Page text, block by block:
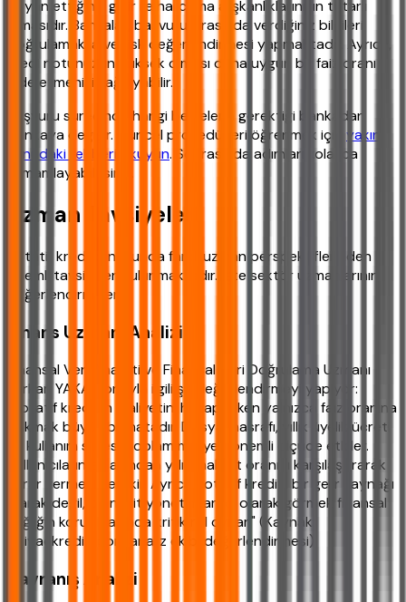
beyan ettiğiniz gelir ile harcama alışkanlıklarınızın tutarlı
olmasıdır. Bankalar, başvuru sırasında verdiğiniz bilgileri
doğrulamakta ve risk değerlendirmesi yapmaktadır. Ayrıca,
kredi notunuzun yüksek olması daha uygun bir faiz oranı
elde etmenizi sağlayabilir.
Başvuru sürecinde hangi belgelerin gerektiği bankadan
bankaya değişir. Güncel prosedürleri öğrenmek için yakın
konudaki rehberi okuyun. Sonrasında adımları kolayca
tamamlayabilirsiniz.
Uzman Tavsiyeleri
Rotatif kredi konusunda farklı uzman perspektiflerinden
önemli tavsiyeler bulunmaktadır. İşte sektör uzmanlarının
değerlendirmeleri:
Finans Uzmanı Analizi
Finansal Veri Analisti ve Finansal Veri Doğrulama Uzmanı
Furkan YAKA, konuyla ilgili şu değerlendirmeyi yapıyor:
"Rotatif kredinin maliyetini hesaplarken yalnızca faiz oranına
bakmak büyük bir hatadır. Dosya masrafı, yıllık üyelik ücreti
ve kullanım süresi, toplam maliyeti önemli ölçüde etkiler.
Kullanıcıların en azından yıllık maliyet oranını karşılaştırarak
karar vermesi gerekir. Ayrıca, rotatif krediyi bir gelir kaynağı
olarak değil, bir nakit yönetim aracı olarak görmek finansal
sağlığın korunmasında kritik rol oynar." (Kaynak:
ihtiyackredisi.com analiz ekibi değerlendirmesi)
Davranış Analizi